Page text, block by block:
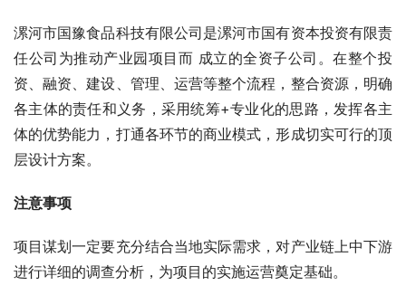
漯河市国豫食品科技有限公司是漯河市国有资本投资有限责
任公司为推动产业园项目而 成立的全资子公司。在整个投
资、融资、建设、管理、运营等整个流程，整合资源，明确
各主体的责任和义务，采用统筹+专业化的思路，发挥各主
体的优势能力，打通各环节的商业模式，形成切实可行的顶
层设计方案。
注意事项
项目谋划一定要充分结合当地实际需求，对产业链上中下游
进行详细的调查分析，为项目的实施运营奠定基础。